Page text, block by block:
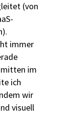
(von
immer
im
ich
wir
visuell